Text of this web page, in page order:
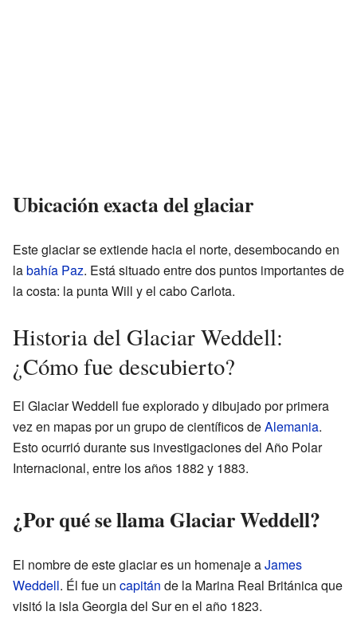
Ubicación exacta del glaciar
Este glaciar se extiende hacia el norte, desembocando en
labahía Paz. Está situado entre dos puntos importantes de
la costa: la punta Will y el cabo Carlota.
Historia del Glaciar Weddell:
¿Cómo fue descubierto?
El Glaciar Weddell fue explorado y dibujado por primera
vez en mapas por un grupo de científicos deAlemania.
Esto ocurrió durante sus investigaciones del Año Polar
Internacional, entre los años 1882 y 1883.
¿Por qué se llama Glaciar Weddell?
El nombre de este glaciar es un homenaje aJames
Weddell. Él fue un capitán de la Marina Real Británica que
visitó la isla Georgia del Sur en el año 1823.